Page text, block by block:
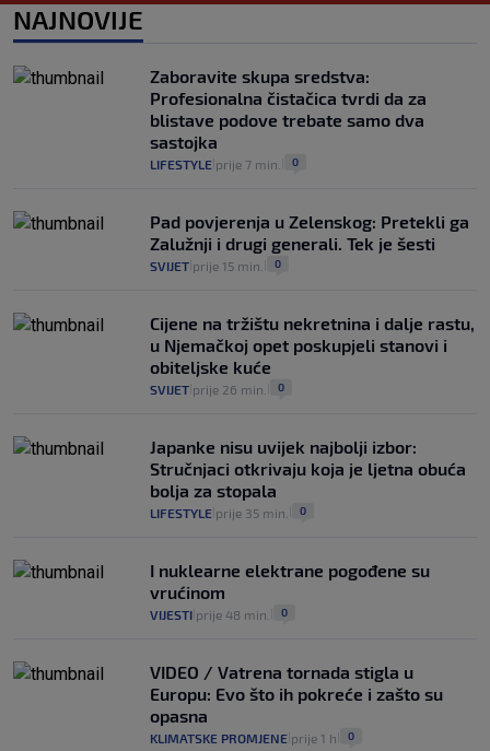
1
Plenković na 15 dana ukine mjere: "Ne bi
se dogodilo ništa. Vlada se zaljubila u te
intervencije"
30. srp. 25
NAJNOVIJE
Zaboravite skupa sredstva:
Profesionalna čistačica tvrdi da za
blistave podove trebate samo dva
sastojka
LIFESTYLE prije 7 min. 0
Pad povjerenja u Zelenskog: Pretekli ga
Zalužnji i drugi generali. Tek je šesti
SVIJET prije 15 min. 0
Cijene na tržištu nekretnina i dalje rastu,
u Njemačkoj opet poskupjeli stanovi i
obiteljske kuće
SVIJET prije 26 min. 0
Japanke nisu uvijek najbolji izbor:
Stručnjaci otkrivaju koja je ljetna obuća
bolja za stopala
LIFESTYLE prije 35 min. 0
I nuklearne elektrane pogođene su
vrućinom
VIJESTI prije 48 min. 0
VIDEO / Vatrena tornada stigla u
Europu: Evo što ih pokreće i zašto su
opasna
KLIMATSKE PROMJENE prije 1 h 0